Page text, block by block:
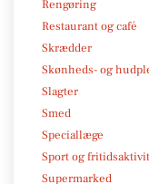
Rengøring
Restaurant og café
Skrædder
Skønheds- og
Slagter
Smed
Speciallæge
Sport og
Supermarked